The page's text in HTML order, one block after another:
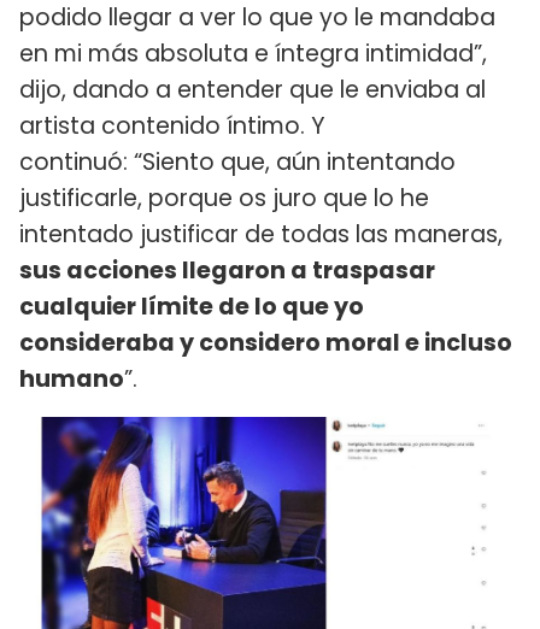
podido llegar a ver lo que yo le mandaba
en mi más absoluta e íntegra intimidad”,
dijo, dando a entender que le enviaba al
artista contenido íntimo. Y
continuó: “Siento que, aún intentando
justificarle, porque os juro que lo he
intentado justificar de todas las maneras,
sus acciones llegaron a traspasar
cualquier límite de lo que yo
consideraba y considero moral e incluso
humano”.